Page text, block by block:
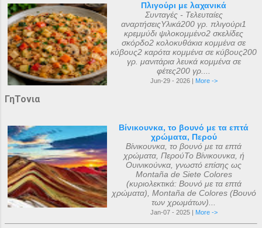
Πλιγούρι με λαχανικά
Συνταγές - Τελευταίες
αναρτήσειςΥλικά200 γρ. πλιγούρι1
κρεμμύδι ψιλοκομμένο2 σκελίδες
σκόρδο2 κολοκυθάκια κομμένα σε
κύβους2 καρότα κομμένα σε κύβους200
γρ. μανιτάρια λευκά κομμένα σε
φέτες200 γρ....
Jun-29 - 2026 | More ->
ΓηΤονια
Βίνικουνκα, το βουνό με τα επτά
χρώματα, Περού
Βίνικουνκα, το βουνό με τα επτά
χρώματα, ΠερούΤο Βίνικουνκα, ή
Ουινικούνκα, γνωστό επίσης ως
Montaña de Siete Colores
(κυριολεκτικά: Βουνό με τα επτά
χρώματα), Montaña de Colores (Βουνό
των χρωμάτων)...
Jan-07 - 2025 | More ->